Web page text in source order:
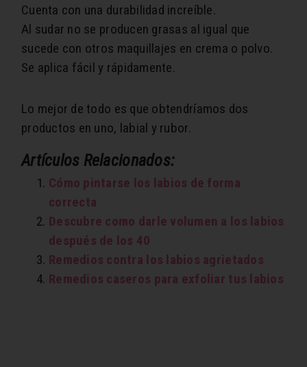
Cuenta con una durabilidad increíble.
Al sudar no se producen grasas al igual que
sucede con otros maquillajes en crema o polvo.
Se aplica fácil y rápidamente.
Lo mejor de todo es que obtendríamos dos
productos en uno, labial y rubor.
Artículos Relacionados:
Cómo pintarse los labios de forma
correcta
Descubre como darle volumen a los labios
después de los 40
Remedios contra los labios agrietados
Remedios caseros para exfoliar tus labios